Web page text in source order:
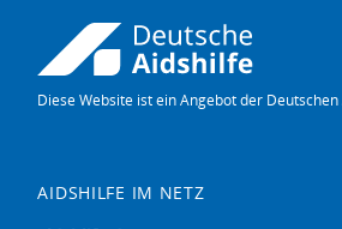
Diese Website ist ein Angebot der
AIDSHILFE IM NETZ